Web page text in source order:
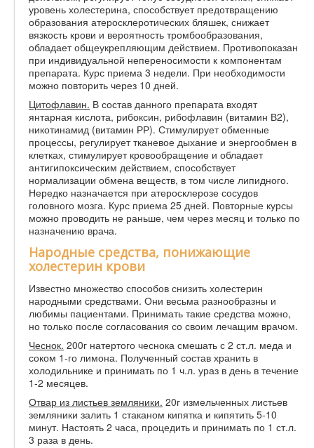
уровень холестерина, способствует предотвращению
образования атеросклеротических бляшек, снижает
вязкость крови и вероятность тромбообразования,
обладает общеукрепляющим действием. Противопоказан
при индивидуальной непереносимости к компонентам
препарата. Курс приема 3 недели. При необходимости
можно повторить через 10 дней.
Цитофлавин. В состав данного препарата входят
янтарная кислота, рибоксин, рибофлавин (витамин В2),
никотинамид (витамин РР). Стимулирует обменные
процессы, регулирует тканевое дыхание и энергообмен в
клетках, стимулирует кровообращение и обладает
антигипоксическим действием, способствует
нормализации обмена веществ, в том числе липидного.
Нередко назначается при атеросклерозе сосудов
головного мозга. Курс приема 25 дней. Повторные курсы
можно проводить не раньше, чем через месяц и только по
назначению врача.
Народные средства, понижающие
холестерин крови
Известно множество способов снизить холестерин
народными средствами. Они весьма разнообразны и
любимы пациентами. Принимать такие средства можно,
но только после согласования со своим лечащим врачом.
Чеснок. 200г натертого чеснока смешать с 2 ст.л. меда и
соком 1-го лимона. Полученный состав хранить в
холодильнике и принимать по 1 ч.л. ураз в день в течение
1-2 месяцев.
Отвар из листьев земляники. 20г измельченных листьев
земляники залить 1 стаканом кипятка и кипятить 5-10
минут. Настоять 2 часа, процедить и принимать по 1 ст.л.
3 раза в день.